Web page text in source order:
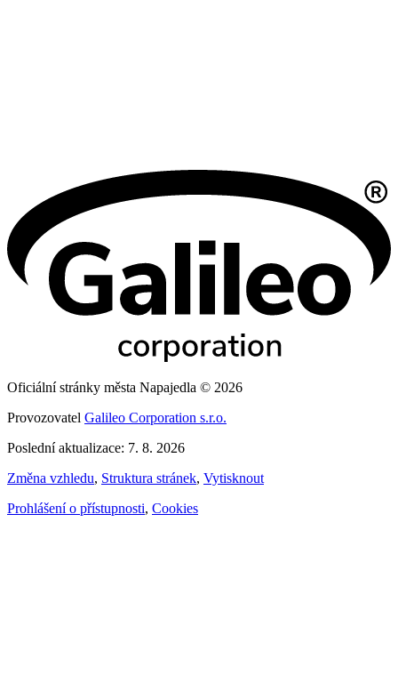
Oficiální stránky města Napajedla © 2026
Provozovatel Galileo Corporation s.r.o.
Poslední aktualizace: 7. 8. 2026
Změna vzhledu, Struktura stránek, Vytisknout
Prohlášení o přístupnosti, Cookies